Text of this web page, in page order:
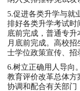
5.促进各类升学与就
排好各类升学考试时
底前完成，普通专升
月底前完成。高校
士学位政策宣传、招
6.树立正确用人导向
教育评价改革总体方
协调和配合有关部门